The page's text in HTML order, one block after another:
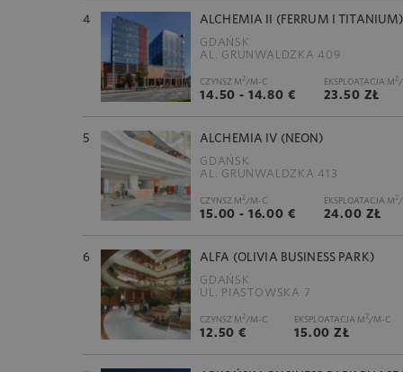
4 ALCHEMIA II (FERRUM I TITANIUM)
GDAŃSK
AL. GRUNWALDZKA 409
CZYNSZ M2/M-C
14.50 - 14.80 €
EKSPLOATACJA M2/
23.50 ZŁ
5 ALCHEMIA IV (NEON)
GDAŃSK
AL. GRUNWALDZKA 413
CZYNSZ M2/M-C
15.00 - 16.00 €
EKSPLOATACJA M2/
24.00 ZŁ
6 ALFA (OLIVIA BUSINESS PARK)
GDAŃSK
UL. PIASTOWSKA 7
CZYNSZ M2/M-C
12.50 €
EKSPLOATACJA M2/M-C
15.00 ZŁ